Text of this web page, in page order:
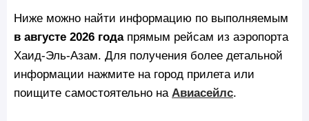
Ниже можно найти информацию по выполняемым
в августе 2026 годапрямым рейсам из аэропорта
Хаид-Эль-Азам. Для получения более детальной
информации нажмите на город прилета или
поищите самостоятельно на Авиасейлс.